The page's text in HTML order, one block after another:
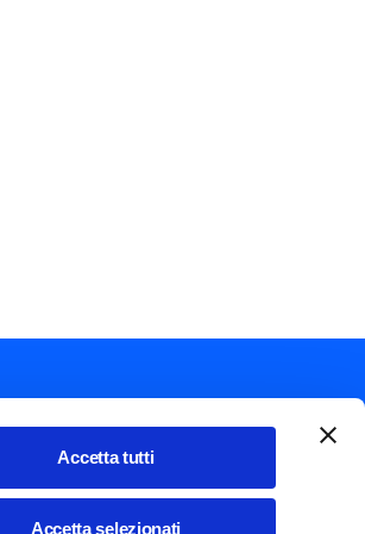
Accetta tutti
Accetta selezionati